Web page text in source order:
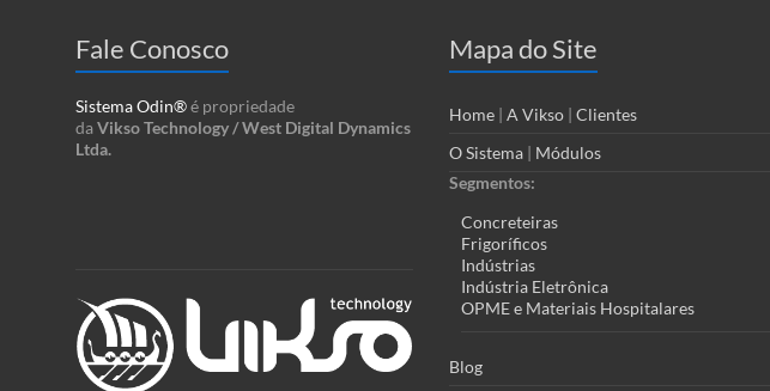
Fale Conosco
Sistema Odin®é propriedade
daVikso Technology / West Digital Dynamics
Ltda.
Mapa do Site
Home | A Vikso | Clientes
O Sistema | Módulos
Segmentos:
Concreteiras
Frigoríficos
Indústrias
Indústria Eletrônica
OPME e Materiais Hospitalares
Blog